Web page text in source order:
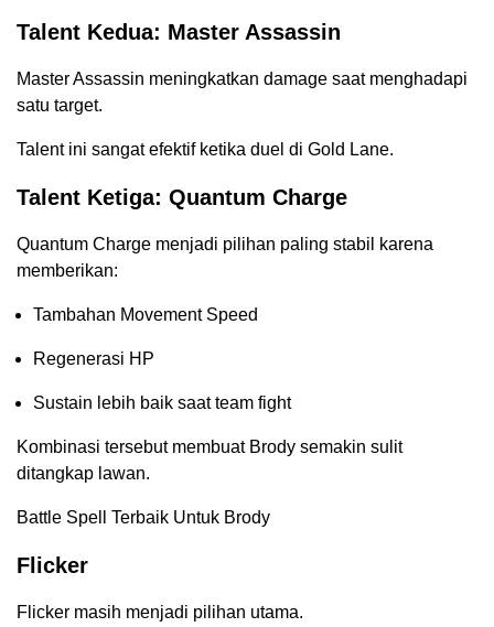
Talent Kedua: Master Assassin
Master Assassin meningkatkan damage saat menghadapi
satu target.
Talent ini sangat efektif ketika duel di Gold Lane.
Talent Ketiga: Quantum Charge
Quantum Charge menjadi pilihan paling stabil karena
memberikan:
Tambahan Movement Speed
Regenerasi HP
Sustain lebih baik saat team fight
Kombinasi tersebut membuat Brody semakin sulit
ditangkap lawan.
Battle Spell Terbaik Untuk Brody
Flicker
Flicker masih menjadi pilihan utama.